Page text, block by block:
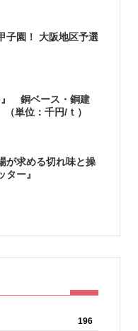
子園！ 大阪地区予選
』 銅ベース・銅建
位：千円/ｔ）
が求める切れ味と操
ー』
196